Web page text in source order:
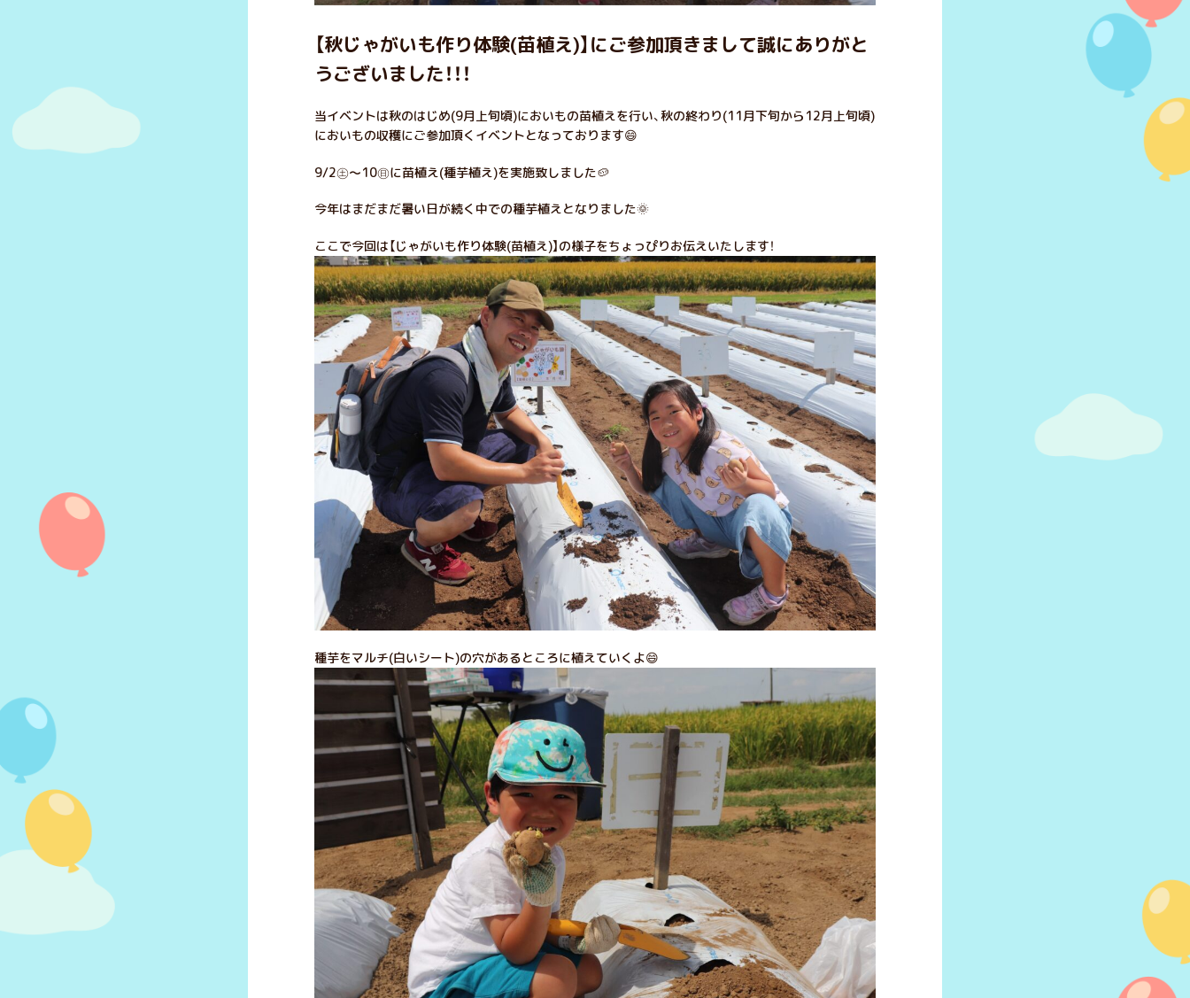
【秋じゃがいも作り体験(苗植え)】にご参加頂きまして誠にありがと
うございました！！！
当イベントは秋のはじめ(9月上旬頃)においもの苗植えを行い、秋の終わり(11月下旬から12月上旬頃)
においもの収穫にご参加頂くイベントとなっております😄
9/2㊏～10㊐に苗植え(種芋植え)を実施致しました🥔
今年はまだまだ暑い日が続く中での種芋植えとなりました🌞
ここで今回は【じゃがいも作り体験(苗植え)】の様子をちょっぴりお伝えいたします！
種芋をマルチ(白いシート)の穴があるところに植えていくよ😄